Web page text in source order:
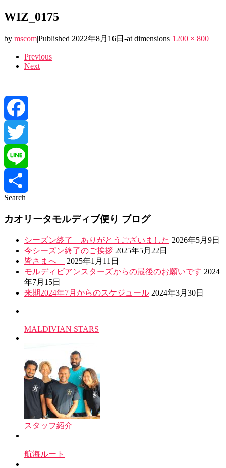
WIZ_0175
by mscom|Published 2022年8月16日 -at dimensions 1200 × 800
Images
navigation
Previous
Next
Facebook
Twitter
Line
Search
カオリータモルディブ便り ブログ
シーズン終了 ありがとうございました 2026年5月9日
今シーズン終了のご挨拶 2025年5月22日
皆さまへ
2025年1月11日
モルディビアンスターズからの最後のお願いです 2024
年7月15日
来期2024年7月からのスケジュール 2024年3月30日
MALDIVIAN STARS
スタッフ紹介
航海ルート